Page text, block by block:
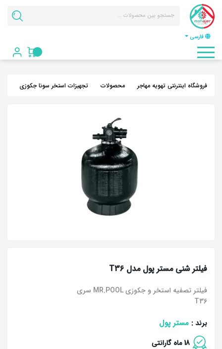
فارسی
فروشگاه اینترنتی تهویه مهاجر محصولات تجهیزات استخر سونا جکوزی
فیلتر شنی مستر پول مدل T36
فیلتر تصفیه استخر و جکوزی MR.POOL سری
T36
برند : مستر پول
18 ماه گارانتی